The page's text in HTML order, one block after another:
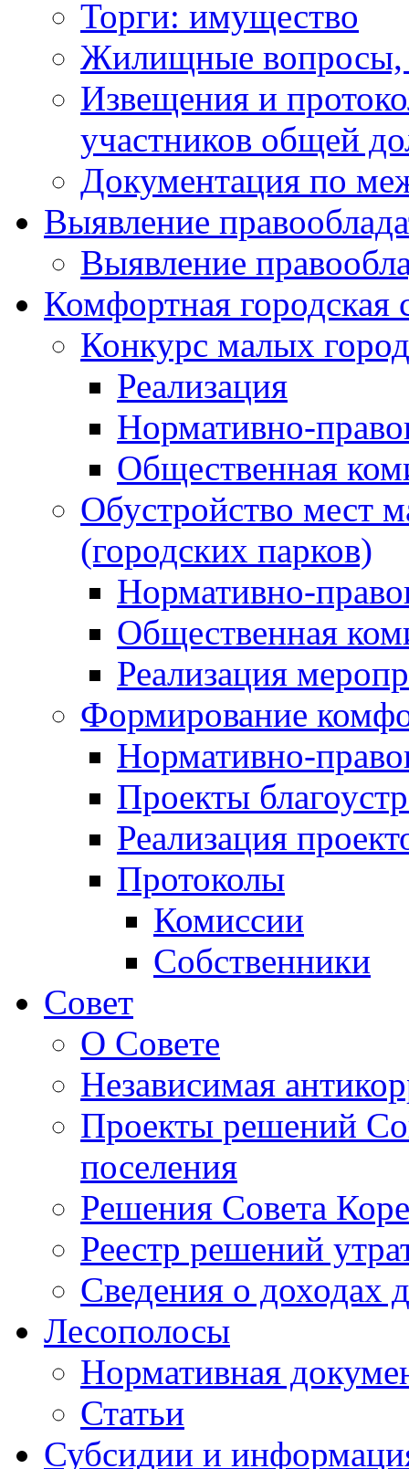
Торги: имущество
Жилищные вопросы,
Извещения и
участников общей
Документация по
Выявление
Выявление
Комфортная городская
Конкурс малых
Реализация
Нормативно-
Общественная
Обустройство мест
(городских парков)
Нормативно-
Общественная
Реализация
Формирование
Нормативно-
Проекты
Реализация
Протоколы
Комиссии
Собственники
Совет
О Совете
Независимая
Проекты решений
поселения
Решения Совета
Реестр решений
Сведения о доходах
Лесополосы
Нормативная
Статьи
Субсидии и